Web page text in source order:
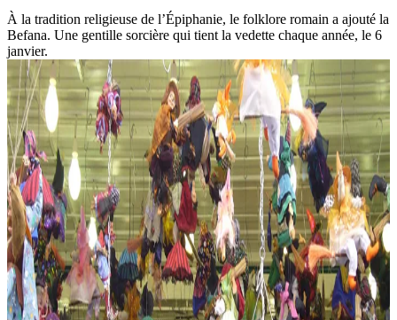
À la tradition religieuse de l’Épiphanie, le folklore romain a ajouté la
Befana. Une gentille sorcière qui tient la vedette chaque année, le 6
janvier.